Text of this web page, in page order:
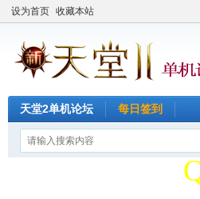
设为首页 收藏本站
天堂2单机论坛 每日签到